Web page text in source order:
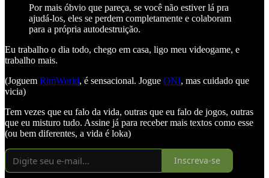
Por mais óbvio que pareça, se você não estiver lá pra
ajudá-los, eles se perdem completamente e colaboram
para a própria autodestruição.
Eu trabalho o dia todo, chego em casa, ligo meu videogame, e
trabalho mais.
(Joguem RimWorld, é sensacional. Jogue ONI, mas cuidado que
vicia)
Tem vezes que eu falo da vida, outras que eu falo de jogos, outras
que eu misturo tudo. Assine já para receber mais textos como esse
(ou bem diferentes, a vida é loka)
Inscreva-se